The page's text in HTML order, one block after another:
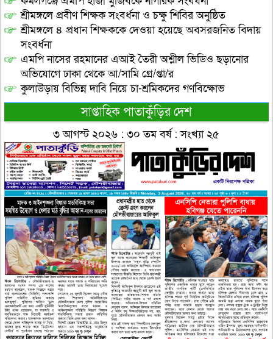
শ্রীমঙ্গলে প্রবীণ শিক্ষক সংবর্ধনা ও চক্ষু শিবির অনুষ্ঠিত
শ্রীমঙ্গলে ৪ প্রধান শিক্ষককে দেওয়া হয়েছে অবসরজনিত বিদায়
সংবর্ধনা
এমপি নাসের রহমানের এআই তৈরী অশ্লীল ভিডিও ছড়ানোর
অভিযোগে ঢাকা থেকে আ/সামি গ্রে/প্তা/র
কুলাউড়ায় বিভিন্ন দাবি নিয়ে চা-শ্রমিকদের গণবিক্ষোভ
সাপ্তাহিক পাতাকুঁড়ির দেশ
৩ আগস্ট ২০২৬ : ৩০ তম বর্ষ : সংখ্যা ২৫